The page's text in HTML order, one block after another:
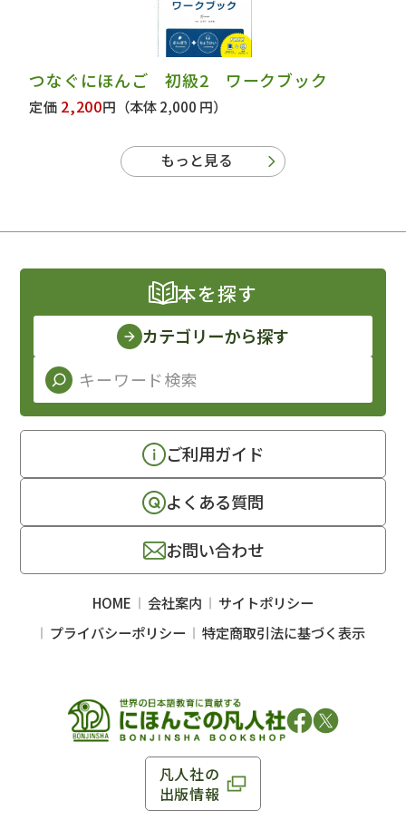
つなぐにほんご 初級2 ワークブック
定価 2,200円 （本体 2,000 円）
もっと見る
凡人社の
出版情報
本を探す
カテゴリーから探す
ご利用ガイド
よくある質問
お問い合わせ
HOME 会社案内
サイトポリシー
プライバシーポリシー
特定商取引法に基づく表示